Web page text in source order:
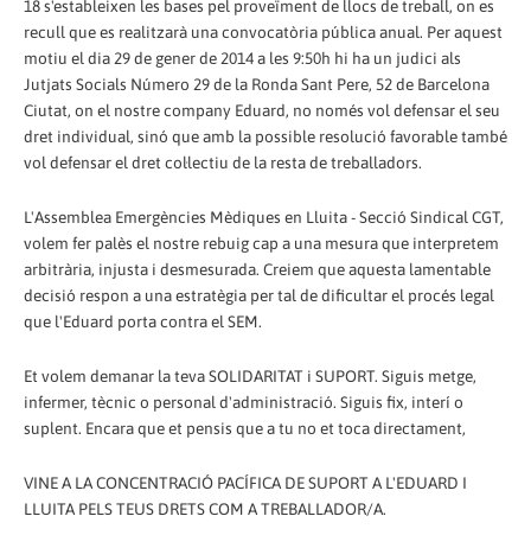
18 s'estableixen les bases pel proveïment de llocs de treball, on es
recull que es realitzarà una convocatòria pública anual. Per aquest
motiu el dia 29 de gener de 2014 a les 9:50h hi ha un judici als
Jutjats Socials Número 29 de la Ronda Sant Pere, 52 de Barcelona
Ciutat, on el nostre company Eduard, no només vol defensar el seu
dret individual, sinó que amb la possible resolució favorable també
vol defensar el dret col·lectiu de la resta de treballadors.
L'Assemblea Emergències Mèdiques en Lluita - Secció Sindical CGT,
volem fer palès el nostre rebuig cap a una mesura que interpretem
arbitrària, injusta i desmesurada. Creiem que aquesta lamentable
decisió respon a una estratègia per tal de dificultar el procés legal
que l'Eduard porta contra el SEM.
Et volem demanar la teva SOLIDARITAT i SUPORT. Siguis metge,
infermer, tècnic o personal d'administració. Siguis fix, interí o
suplent. Encara que et pensis que a tu no et toca directament,
VINE A LA CONCENTRACIÓ PACÍFICA DE SUPORT A L'EDUARD I
LLUITA PELS TEUS DRETS COM A TREBALLADOR/A.